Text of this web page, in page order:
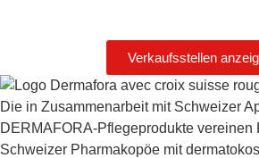
Verkaufsstellen
Die in Zusammenarbeit mit Schweizer
DERMAFORA-Pflegeprodukte vereinen
Schweizer Pharmakopöe mit